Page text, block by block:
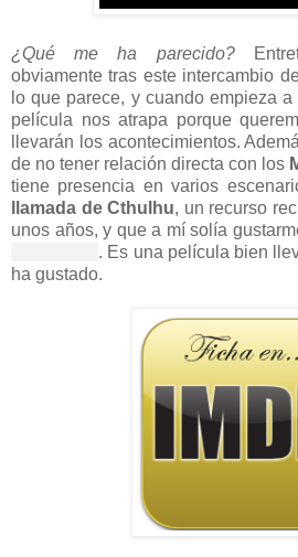
¿Qué me ha parecido?
obviamente tras este intercambio
lo que parece, y cuando empieza
película nos atrapa porque
llevarán los acontecimientos.
de no tener relación directa con los
tiene presencia en varios
llamada de Cthulhu, un recurso
unos años, y que a mí solía
. Es una película bien
ha gustado.